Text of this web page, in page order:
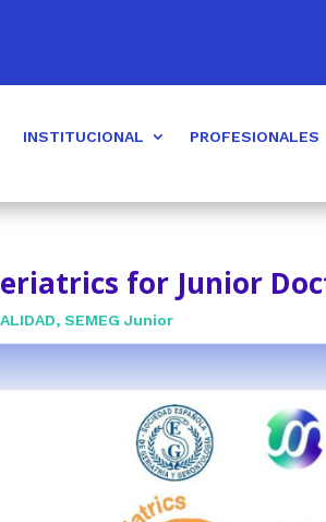
INSTITUCIONAL PROFESIONALES
for Junior
,SEMEG Junior